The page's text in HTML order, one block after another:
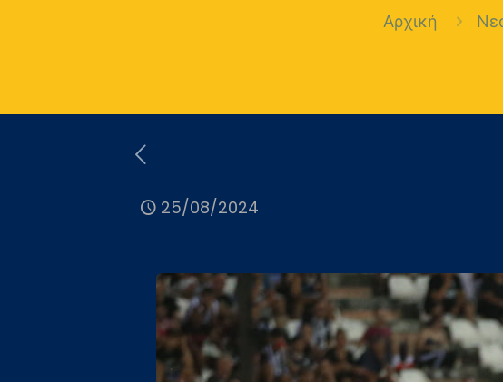
Αρχική
25/08/2024